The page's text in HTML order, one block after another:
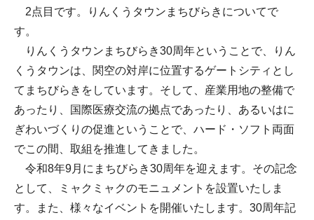
2点目です。りんくうタウンまちびらきについてで
す。
りんくうタウンまちびらき30周年ということで、りん
くうタウンは、関空の対岸に位置するゲートシティとし
てまちびらきをしています。そして、産業用地の整備で
あったり、国際医療交流の拠点であったり、あるいはに
ぎわいづくりの促進ということで、ハード・ソフト両面
でこの間、取組を推進してきました。
令和8年9月にまちびらき30周年を迎えます。その記念
として、ミャクミャクのモニュメントを設置いたしま
す。また、様々なイベントを開催いたします。30周年記